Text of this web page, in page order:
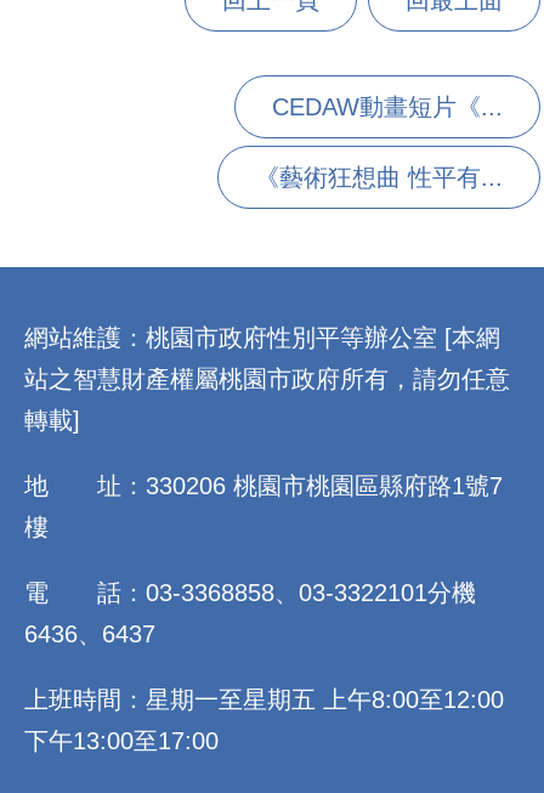
CEDAW動畫短片《...
《藝術狂想曲 性平有...
網站維護：桃園市政府性別平等辦公室 [本網
站之智慧財產權屬桃園市政府所有，請勿任意
轉載]
地 址：330206 桃園市桃園區縣府路1號7
樓
電 話：03-3368858、03-3322101分機
6436、6437
上班時間：星期一至星期五 上午8:00至12:00
下午13:00至17:00